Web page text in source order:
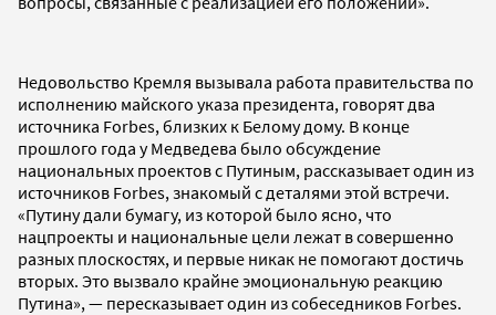
Недовольство Кремля вызывала работа правительства по
исполнению майского указа президента, говорят два
источника Forbes, близких к Белому дому. В конце
прошлого года у Медведева было обсуждение
национальных проектов с Путиным, рассказывает один из
источников Forbes, знакомый с деталями этой встречи.
«Путину дали бумагу, из которой было ясно, что
нацпроекты и национальные цели лежат в совершенно
разных плоскостях, и первые никак не помогают достичь
вторых. Это вызвало крайне эмоциональную реакцию
Путина», — пересказывает один из собеседников Forbes.